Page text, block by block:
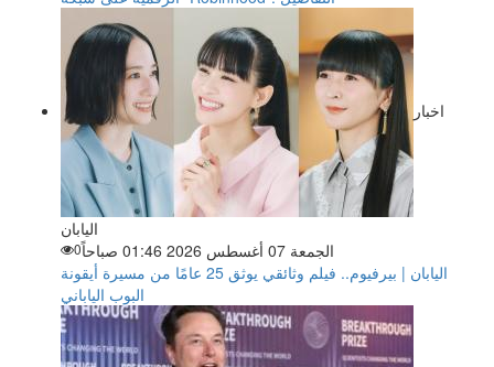
اخبار
اليابان
الجمعة 07 أغسطس 2026 01:46 صباحاً
0
اليابان | بيرفيوم.. فيلم وثائقي يوثق 25 عامًا من مسيرة أيقونة
البوب الياباني